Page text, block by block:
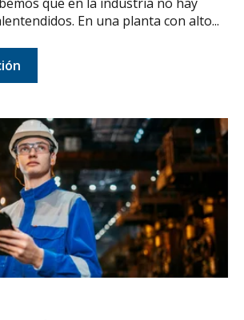
En una planta con alto...